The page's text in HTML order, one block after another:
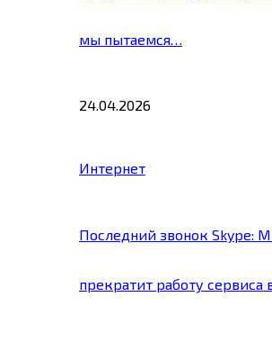
мы пытаемся…
24.04.2026
Интернет
Последний звонок Skype:
прекратит работу сервиса